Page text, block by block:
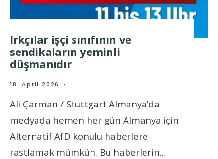
Irkçılar işçi sınıfının ve
sendikaların yeminli
düşmanıdır
18. April 2026 •
Ali Çarman / Stuttgart Almanya’da
medyada hemen her gün Almanya için
Alternatif AfD konulu haberlere
rastlamak mümkün. Bu haberlerin...